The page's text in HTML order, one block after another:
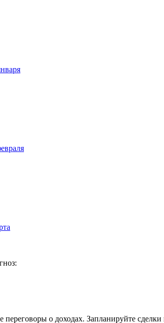
переговоры о доходах. Запланируйте